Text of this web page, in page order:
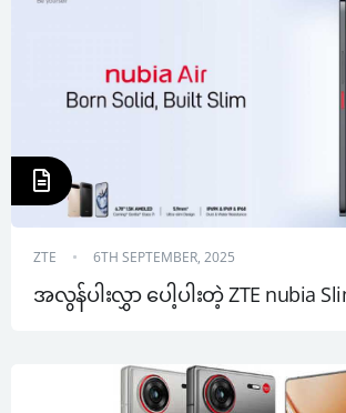
ZTE 6TH SEPTEMBER, 2025
အလွန်ပါးလွှာ ပေါ့ပါးတဲ့ ZTE nubia